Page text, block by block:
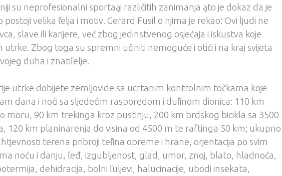
su neprofesionalni sportaąi različitih zanimanja ąto je dokaz da je
postoji velika ľelja i motiv. Gerard Fusil o njima je rekao: Ovi ljudi ne
slave ili karijere, već zbog jedinstvenog osjećaja i iskustva koje
utrke. Zbog toga su spremni učiniti nemoguće i otići i na kraj svijeta
duha i znatiľelje.
utrke dobijete zemljovide sa ucrtanim kontrolnim točkama koje
dana i noći sa sljedećim rasporedom i duľinom dionica: 110 km
moru, 90 km trekinga kroz pustinju, 200 km brdskog bicikla sa 3500
120 km planinarenja do visina od 4500 m te raftinga 50 km; ukupno
terena pribroji teľina opreme i hrane, orjentacija po svim
noću i danju, ľeđ, izgubljenost, glad, umor, znoj, blato, hladnoća,
dehidracija, bolni ľuljevi, halucinacije, ubodi insekata,